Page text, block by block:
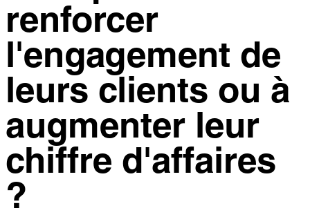
renforcer
l'engagement de
leurs clients ou à
augmenter leur
chiffre d'affaires
?